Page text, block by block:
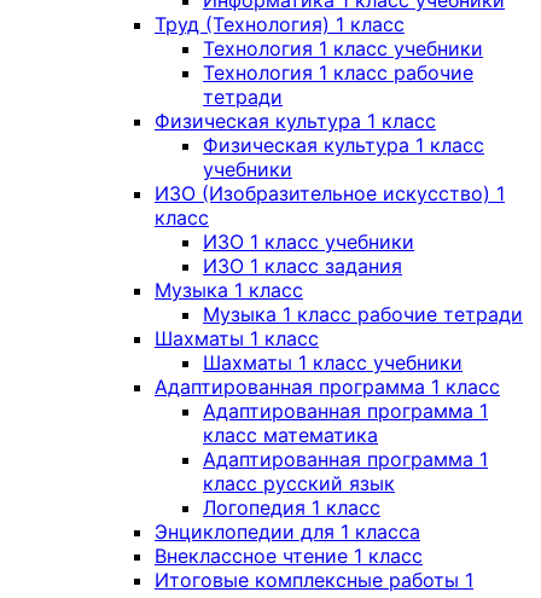
Труд (Технология) 1 класс
Технология 1 класс учебники
Технология 1 класс рабочие
тетради
Физическая культура 1 класс
Физическая культура 1 класс
учебники
ИЗО (Изобразительное искусство) 1
класс
ИЗО 1 класс учебники
ИЗО 1 класс задания
Музыка 1 класс
Музыка 1 класс рабочие тетради
Шахматы 1 класс
Шахматы 1 класс учебники
Адаптированная программа 1 класс
Адаптированная программа 1
класс математика
Адаптированная программа 1
класс русский язык
Логопедия 1 класс
Энциклопедии для 1 класса
Внеклассное чтение 1 класс
Итоговые комплексные работы 1